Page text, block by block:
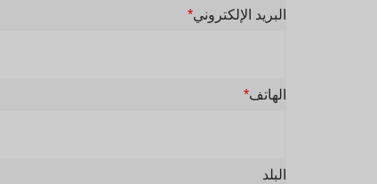
البريد الإلكتروني*
الهاتف*
البلد